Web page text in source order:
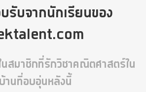
รับจากนักเรียนของ
นสมาชิกที่รักวิชาคณิตศาสตร์ใน
บ้านที่อบอุ่นหลังนี้